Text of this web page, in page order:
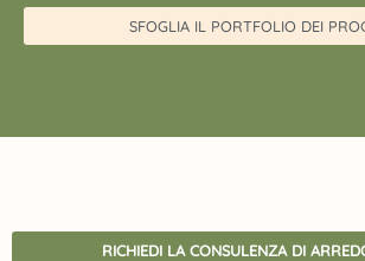
SFOGLIA IL PORTFOLIO DEI
RICHIEDI LA CONSULENZA DI